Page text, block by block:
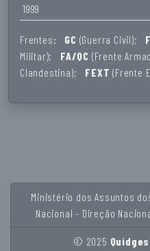
1999
Frentes: GC (Guerra Civil);
Militar);
FA/QC (Frente
Clandestina);
FEXT (Frente
Ministério dos Assuntos
Nacional - Direção
© 2025